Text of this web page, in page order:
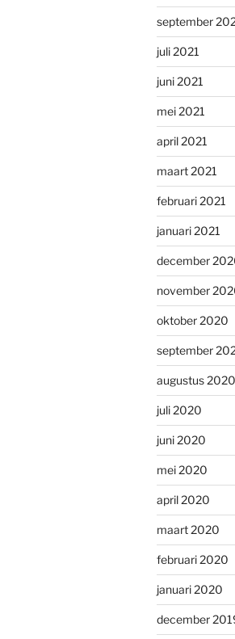
september
juli 2021
juni 2021
mei 2021
april 2021
maart 2021
februari 2021
januari 2021
december
november
oktober 2020
september
augustus 2020
juli 2020
juni 2020
mei 2020
april 2020
maart 2020
februari 2020
januari 2020
december